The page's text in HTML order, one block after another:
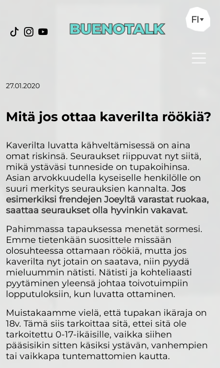
FI
27.01.2020
Mitä jos ottaa kaverilta röökiä?
Kaverilta luvatta kähveltämisessä on aina
omat riskinsä. Seuraukset riippuvat nyt siitä,
mikä ystäväsi tunneside on tupakoihinsa.
Asian arvokkuudella kyseiselle henkilölle on
suuri merkitys seurauksien kannalta. Jos
esimerkiksi frendejen Joeyltä varastat ruokaa,
saattaa seuraukset olla hyvinkin vakavat.
Pahimmassa tapauksessa menetät sormesi.
Emme tietenkään suosittele missään
olosuhteessa ottamaan röökiä, mutta jos
kaverilta nyt jotain on saatava, niin pyydä
mieluummin nätisti. Nätisti ja kohteliaasti
pyytäminen yleensä johtaa toivotuimpiin
lopputuloksiin, kun luvatta ottaminen.
Muistakaamme vielä, että tupakan ikäraja on
18v. Tämä siis tarkoittaa sitä, ettei sitä ole
tarkoitettu 0-17-ikäisille, vaikka siihen
pääsisikin sitten käsiksi ystävän, vanhempien
tai vaikkapa tuntemattomien kautta.